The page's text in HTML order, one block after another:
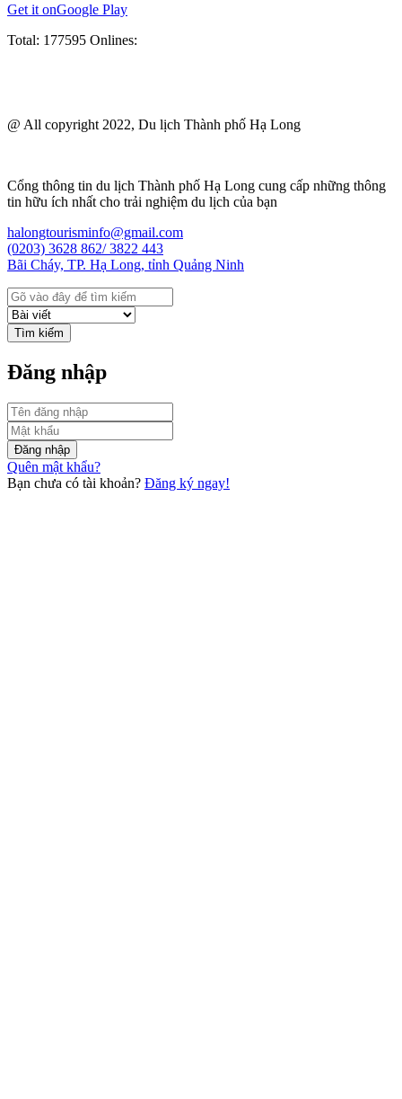
Get it onGoogle Play
Total: 177595 Onlines:
@ All copyright 2022, Du lịch Thành phố Hạ Long
Cổng thông tin du lịch Thành phố Hạ Long cung cấp những thông
tin hữu ích nhất cho trải nghiệm du lịch của bạn
halongtourisminfo@gmail.com
(0203) 3628 862/ 3822 443
Bãi Cháy, TP. Hạ Long, tỉnh Quảng Ninh
Tìm kiếm
Đăng nhập
Đăng nhập
Quên mật khẩu?
Bạn chưa có tài khoản? Đăng ký ngay!